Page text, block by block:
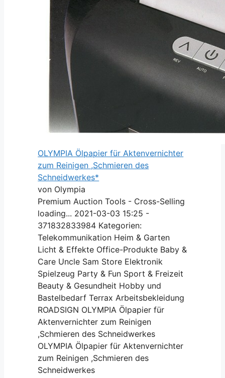
OLYMPIA Ölpapier für Aktenvernichter
zum Reinigen ,Schmieren des
Schneidwerkes*
von Olympia
Premium Auction Tools - Cross-Selling
loading... 2021-03-03 15:25 -
371832833984 Kategorien:
Telekommunikation Heim & Garten
Licht & Effekte Office-Produkte Baby &
Care Uncle Sam Store Elektronik
Spielzeug Party & Fun Sport & Freizeit
Beauty & Gesundheit Hobby und
Bastelbedarf Terrax Arbeitsbekleidung
ROADSIGN OLYMPIA Ölpapier für
Aktenvernichter zum Reinigen
,Schmieren des Schneidwerkes
OLYMPIA Ölpapier für Aktenvernichter
zum Reinigen ,Schmieren des
Schneidwerkes